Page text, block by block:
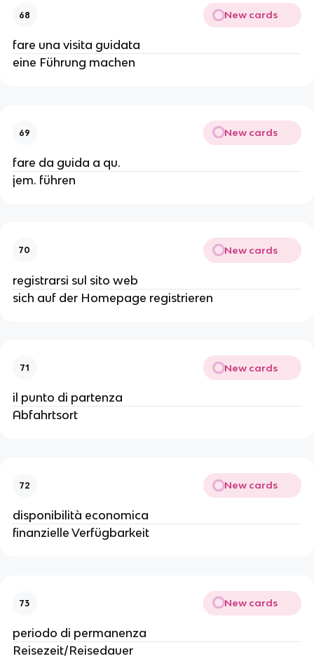
68 New cards
fare una visita guidata
eine Führung machen
69 New cards
fare da guida a qu.
jem. führen
70 New cards
registrarsi sul sito web
sich auf der Homepage registrieren
71 New cards
il punto di partenza
Abfahrtsort
72 New cards
disponibilità economica
finanzielle Verfügbarkeit
73 New cards
periodo di permanenza
Reisezeit/Reisedauer